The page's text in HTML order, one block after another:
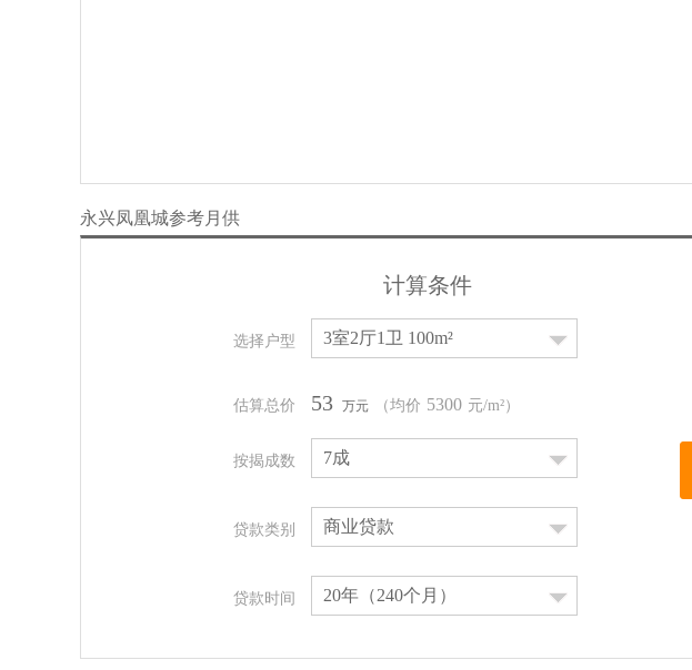
永兴凤凰城参考月供
计算条件
选择户型 3室2厅1卫 100m²
估算总价 53 万元 （均价 5300 元/m²）
按揭成数 7成
贷款类别 商业贷款
贷款时间 20年（240个月）